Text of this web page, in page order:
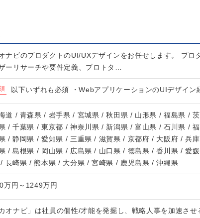
ナビのプロダクトのUI/UXデザインをお任せします。 プロ
ーリサーチや要件定義、プロトタ…
以下いずれも必須 ・WebアプリケーションのUIデザイン
道 / 青森県 / 岩手県 / 宮城県 / 秋田県 / 山形県 / 福島県 /
/ 千葉県 / 東京都 / 神奈川県 / 新潟県 / 富山県 / 石川県 /
/ 静岡県 / 愛知県 / 三重県 / 滋賀県 / 京都府 / 大阪府 / 兵
/ 島根県 / 岡山県 / 広島県 / 山口県 / 徳島県 / 香川県 / 愛
長崎県 / 熊本県 / 大分県 / 宮崎県 / 鹿児島県 / 沖縄県
万円～1249万円
カオナビ」は社員の個性/才能を発掘し、戦略人事を加速さ